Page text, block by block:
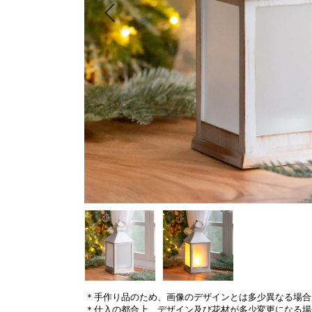
＊手作り品のため、画像のデザインとは多少異なる場
＊仕入の都合上、デザイン及び花材が多少変更になる